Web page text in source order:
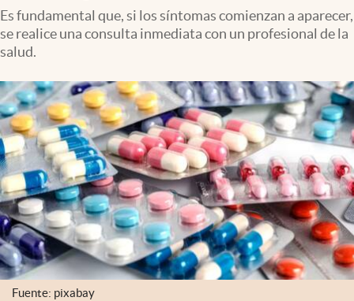
Lifestyle
Es fundamental que, si los síntomas comienzan a aparecer,
se realice una consulta inmediata con un profesional de la
salud.
Fuente: pixabay